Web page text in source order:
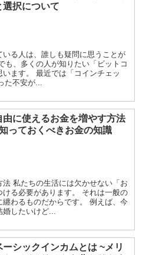
選択について
る人は、誰しも疑問に思うことが
も、多くの人が知りたい「ビットコ
ます。 最近では「コインチェッ
た不安が...
由に使えるお金を増やす方法
っておくべきお金の知識
私たちの生活には欠かせない「お
る必要があります。 それは一般の
纏わるものだからです。 例えば、今
したいけど...
ーシックインカムとは ~メリ